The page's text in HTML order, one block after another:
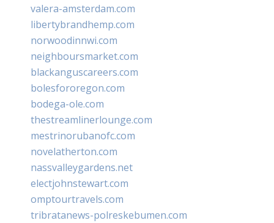
valera-amsterdam.com
libertybrandhemp.com
norwoodinnwi.com
neighboursmarket.com
blackanguscareers.com
bolesfororegon.com
bodega-ole.com
thestreamlinerlounge.com
mestrinorubanofc.com
novelatherton.com
nassvalleygardens.net
electjohnstewart.com
omptourtravels.com
tribratanews-polreskebumen.com